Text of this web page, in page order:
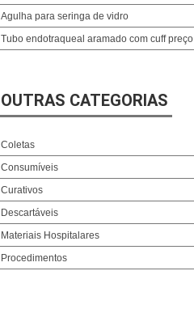
Agulha para seringa de vidro
Tubo endotraqueal aramado com cuff preço
OUTRAS CATEGORIAS
Coletas
Consumíveis
Curativos
Descartáveis
Materiais Hospitalares
Procedimentos